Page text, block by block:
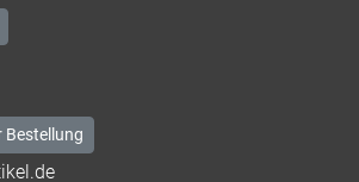
Bestellung